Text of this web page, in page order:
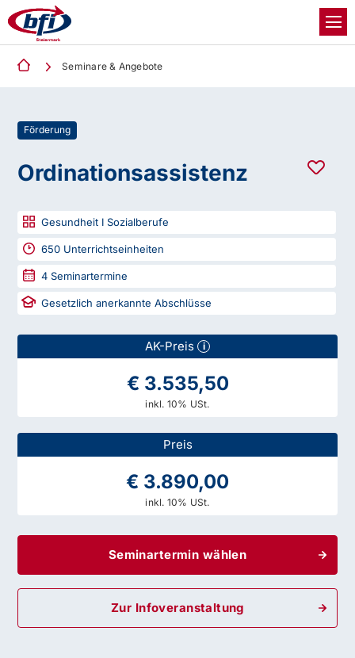
Seminare & Angebote
Förderung
Ordinationsassistenz
Gesundheit I Sozialberufe
650 Unterrichtseinheiten
4 Seminartermine
Gesetzlich anerkannte Abschlüsse
AK-Preis i
€ 3.535,50
inkl. 10% USt.
Preis
€ 3.890,00
inkl. 10% USt.
Seminartermin wählen
Zur Infoveranstaltung